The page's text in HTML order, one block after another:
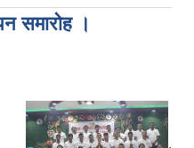
समारोह ।
,